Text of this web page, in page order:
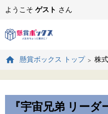
ようこそ ゲスト さん
懸賞ボックス トップ 株
『宇宙兄弟 リーダ